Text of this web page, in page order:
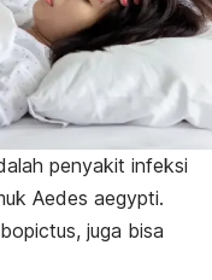
penyakit infeksi
Aedes aegypti.
, juga bisa